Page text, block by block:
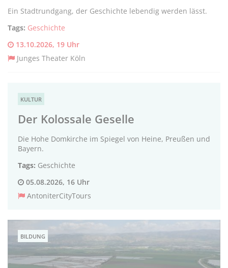
Ein Stadtrundgang, der Geschichte lebendig werden lässt.
Tags: Geschichte
13.10.2026, 19 Uhr
Junges Theater Köln
KULTUR
Der Kolossale Geselle
Die Hohe Domkirche im Spiegel von Heine, Preußen und
Bayern.
Tags: Geschichte
05.08.2026, 16 Uhr
AntoniterCityTours
BILDUNG